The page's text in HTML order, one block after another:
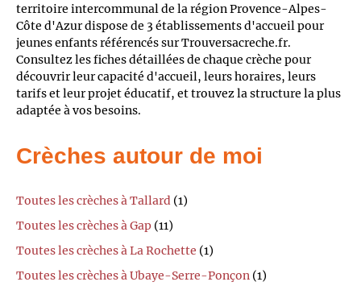
territoire intercommunal de la région Provence-Alpes-
Côte d'Azur dispose de 3 établissements d'accueil pour
jeunes enfants référencés sur Trouversacreche.fr.
Consultez les fiches détaillées de chaque crèche pour
découvrir leur capacité d'accueil, leurs horaires, leurs
tarifs et leur projet éducatif, et trouvez la structure la plus
adaptée à vos besoins.
Crèches autour de moi
Toutes les crèches à Tallard (1)
Toutes les crèches à Gap (11)
Toutes les crèches à La Rochette (1)
Toutes les crèches à Ubaye-Serre-Ponçon (1)